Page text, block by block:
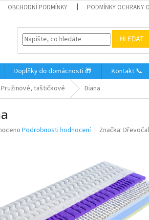
OBCHODNÍ PODMÍNKY PODMÍNKY OCHRANY
HLEDAT
Doplňky do domácnosti 🎁 Kontakt 📞
Pružinové, taštičkové
Diana
Podrobnosti hodnocení Značka: Dřevočal